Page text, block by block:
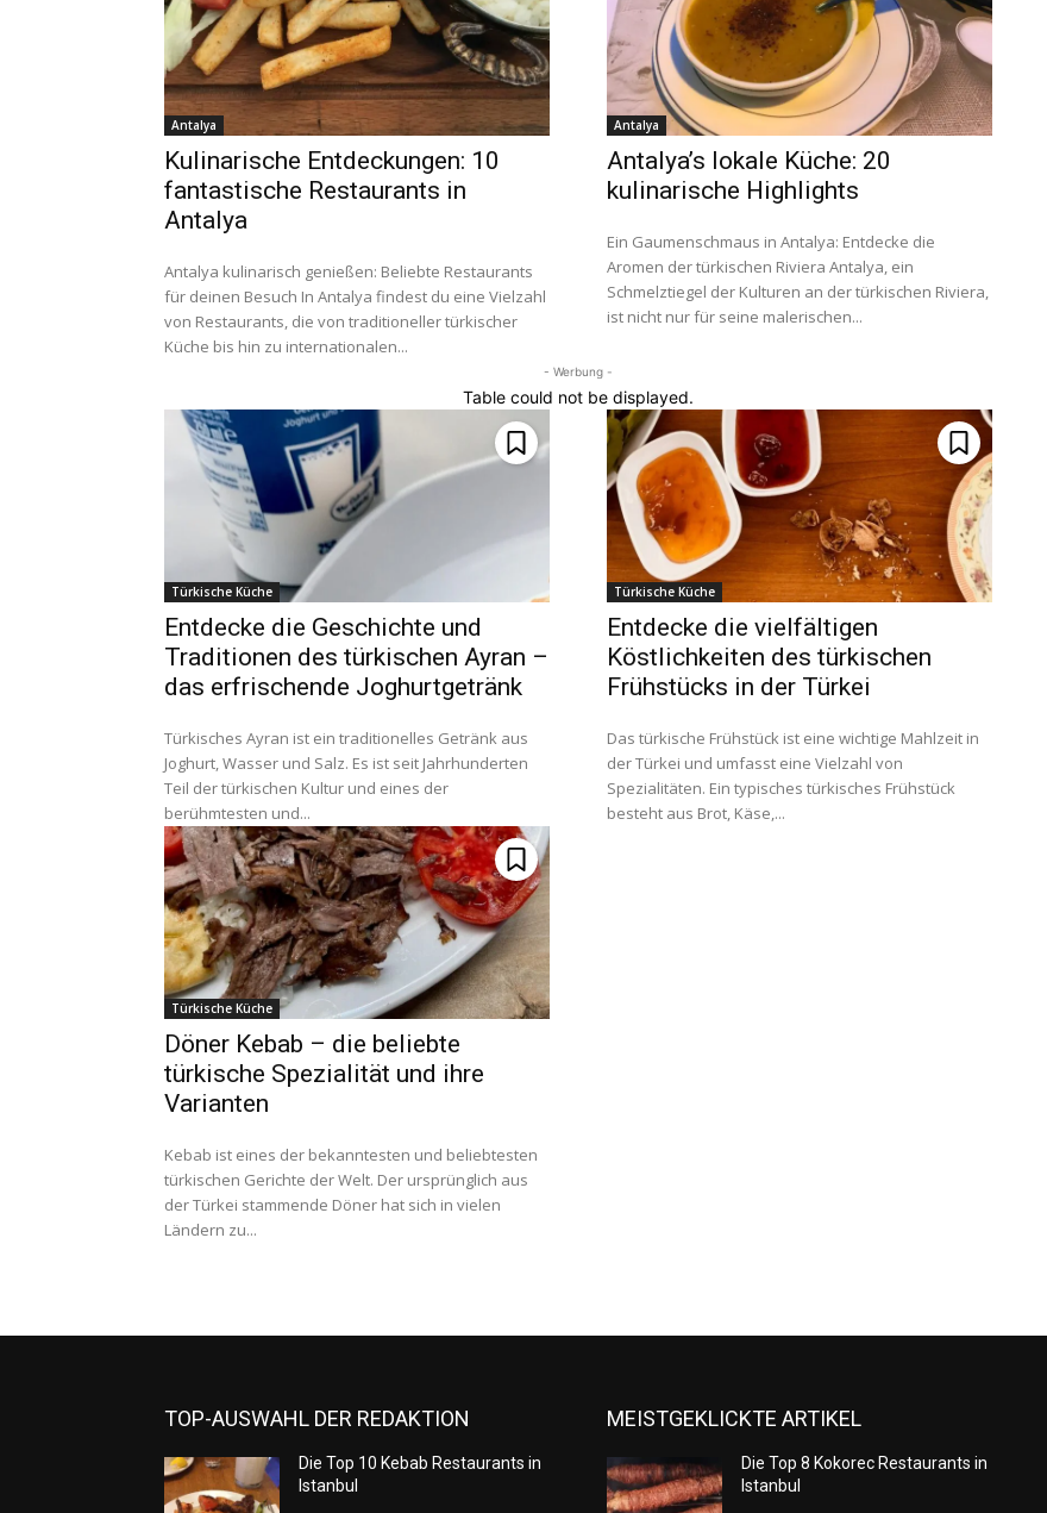
Antalya
Kulinarische Entdeckungen: 10
fantastische Restaurants in
Antalya
Antalya kulinarisch genießen: Beliebte Restaurants
für deinen Besuch In Antalya findest du eine Vielzahl
von Restaurants, die von traditioneller türkischer
Küche bis hin zu internationalen...
Antalya
Antalya’s lokale Küche: 20
kulinarische Highlights
Ein Gaumenschmaus in Antalya: Entdecke die
Aromen der türkischen Riviera Antalya, ein
Schmelztiegel der Kulturen an der türkischen Riviera,
ist nicht nur für seine malerischen...
- Werbung -
Table could not be displayed.
Türkische Küche
Entdecke die Geschichte und
Traditionen des türkischen Ayran –
das erfrischende Joghurtgetränk
Türkisches Ayran ist ein traditionelles Getränk aus
Joghurt, Wasser und Salz. Es ist seit Jahrhunderten
Teil der türkischen Kultur und eines der
berühmtesten und...
Türkische Küche
Entdecke die vielfältigen
Köstlichkeiten des türkischen
Frühstücks in der Türkei
Das türkische Frühstück ist eine wichtige Mahlzeit in
der Türkei und umfasst eine Vielzahl von
Spezialitäten. Ein typisches türkisches Frühstück
besteht aus Brot, Käse,...
Türkische Küche
Döner Kebab – die beliebte
türkische Spezialität und ihre
Varianten
Kebab ist eines der bekanntesten und beliebtesten
türkischen Gerichte der Welt. Der ursprünglich aus
der Türkei stammende Döner hat sich in vielen
Ländern zu...
TOP-AUSWAHL DER REDAKTION
Die Top 10 Kebab Restaurants in
Istanbul
MEISTGEKLICKTE ARTIKEL
Die Top 8 Kokorec Restaurants in
Istanbul